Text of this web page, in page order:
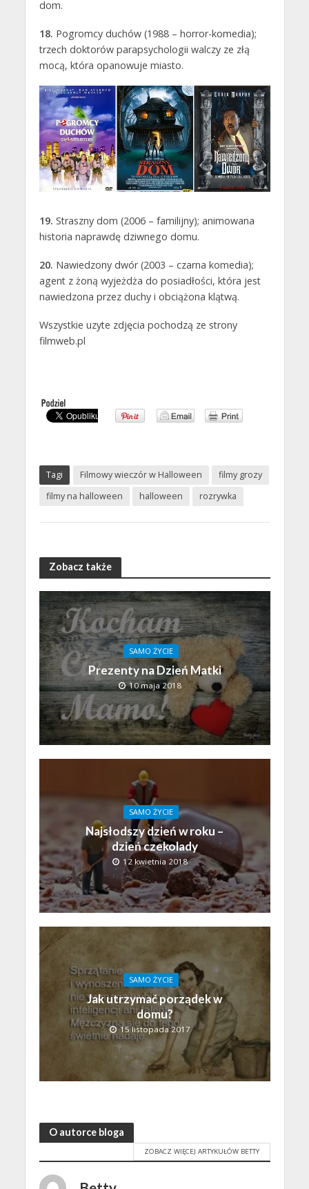
dom.
18. Pogromcy duchów (1988 – horror-komedia);
trzech doktorów parapsychologii walczy ze złą
mocą, która opanowuje miasto.
19. Straszny dom (2006 – familijny); animowana
historia naprawdę dziwnego domu.
20. Nawiedzony dwór (2003 – czarna komedia);
agent z żoną wyjeżdża do posiadłości, która jest
nawiedzona przez duchy i obciążona klątwą.
Wszystkie uzyte zdjęcia pochodzą ze strony
filmweb.pl
Tagi Filmowy wieczór w Halloween
filmy grozy
filmy na halloween
halloween rozrywka
Zobacz także
SAMO ŻYCIE
Prezenty na Dzień Matki
10 maja 2018
SAMO ŻYCIE
Najsłodszy dzień w roku –
dzień czekolady
12 kwietnia 2018
SAMO ŻYCIE
Jak utrzymać porządek w
domu?
15 listopada 2017
O autorce bloga
ZOBACZ WIĘCEJ ARTYKUŁÓW BETTY